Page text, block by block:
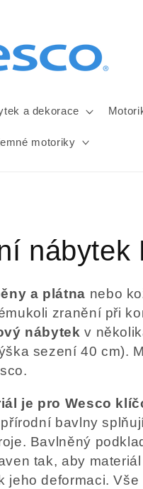
a dekorace
motoriky
nábytek
a plátna nebo
zranění při
nábytek v
sezení 40 cm).
je pro Wesco
bavlny
Bavlněný
tak, aby
jeho deformaci.